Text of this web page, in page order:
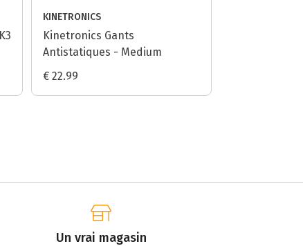
KINETRONICS
Kinetronics Gants
Antistatiques - Medium
€ 22.99
Un vrai magasin